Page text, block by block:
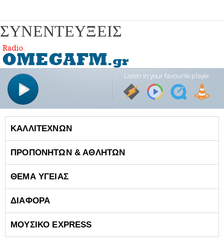
ΩΜΕΓΑ 24
ΣΥΝΕΝΤΕΥΞΕΙΣ
ΚΑΛΛΙΤΕΧΝΩΝ
ΠΡΟΠΟΝΗΤΩΝ & ΑΘΛΗΤΩΝ
ΘΕΜΑ ΥΓΕΙΑΣ
ΔΙΑΦΟΡΑ
ΜΟΥΣΙΚΟ EXPRESS